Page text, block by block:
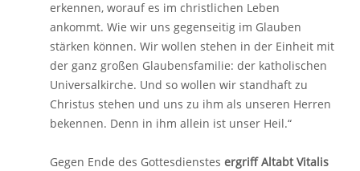
erkennen, worauf es im christlichen Leben
ankommt. Wie wir uns gegenseitig im Glauben
stärken können. Wir wollen stehen in der Einheit mit
der ganz großen Glaubensfamilie: der katholischen
Universalkirche. Und so wollen wir standhaft zu
Christus stehen und uns zu ihm als unseren Herren
bekennen. Denn in ihm allein ist unser Heil.“
Gegen Ende des Gottesdienstes ergriff Altabt Vitalis